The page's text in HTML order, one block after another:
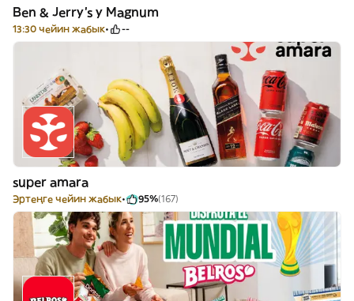
Ben & Jerry's y Magnum
13:30 чейин жабык --
super amara
Эртеңге чейин жабык 95%(167)